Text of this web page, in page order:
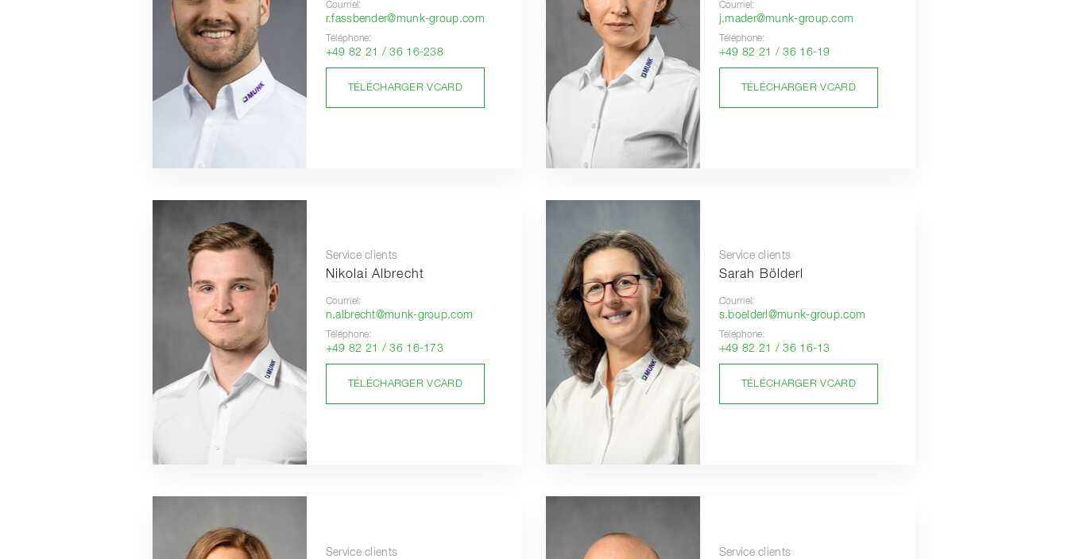
Courriel:
r.fassbender@munk-group.com
Téléphone:
+49 82 21 / 36 16-238
TÉLÉCHARGER VCARD
Courriel:
j.mader@munk-group.com
Téléphone:
+49 82 21 / 36 16-19
TÉLÉCHARGER VCARD
Service clients
Nikolai Albrecht
Courriel:
n.albrecht@munk-group.com
Téléphone:
+49 82 21 / 36 16-173
TÉLÉCHARGER VCARD
Service clients
Sarah Bölderl
Courriel:
s.boelderl@munk-group.com
Téléphone:
+49 82 21 / 36 16-13
TÉLÉCHARGER VCARD
Service clients Service clients